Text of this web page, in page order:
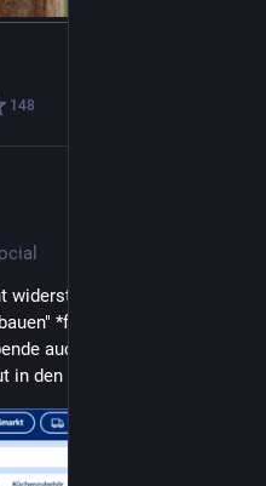
148
*fg* vielleicht fragen
auch mal, "was das
in den Tag